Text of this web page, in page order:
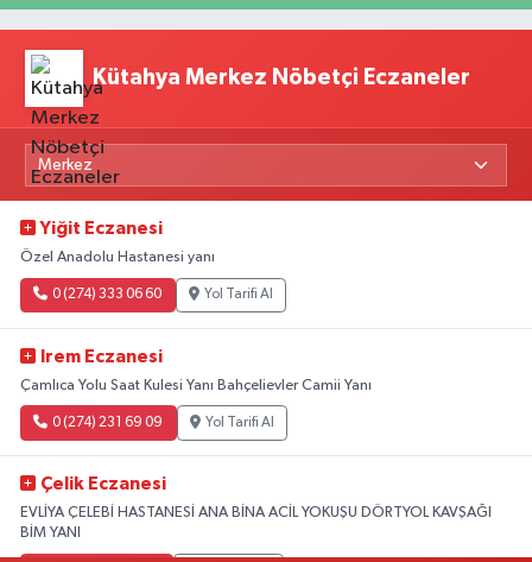
Kütahya Merkez Nöbetçi Eczaneler
Yiğit Eczanesi
Özel Anadolu Hastanesi yanı
0 (274) 333 06 60 Yol Tarifi Al
Irem Eczanesi
Çamlıca Yolu Saat Kulesi Yanı Bahçelievler Camii Yanı
0 (274) 231 69 09 Yol Tarifi Al
Çelik Eczanesi
EVLİYA ÇELEBİ HASTANESİ ANA BİNA ACİL YOKUŞU DÖRTYOL KAVŞAĞI
BİM YANI